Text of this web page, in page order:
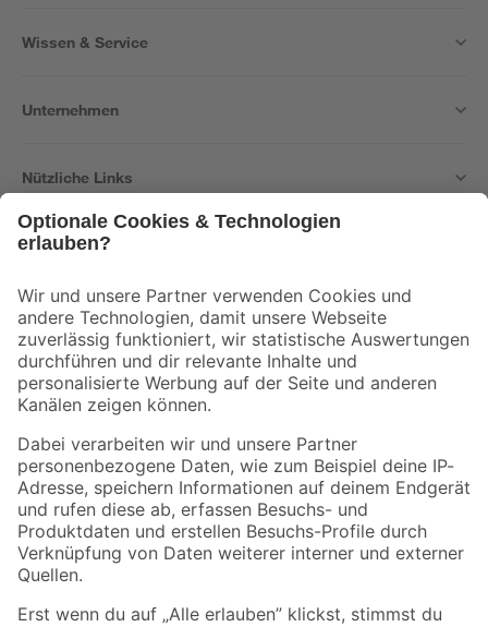
Wissen & Service
Unternehmen
Nützliche Links
Der toom Newsletter: Keine Angebote und Aktionen mehr verpassen!
Zur Newsletter Anmeldung
Folge uns
Zahlungsarten Versandarten
Sicher einkaufen